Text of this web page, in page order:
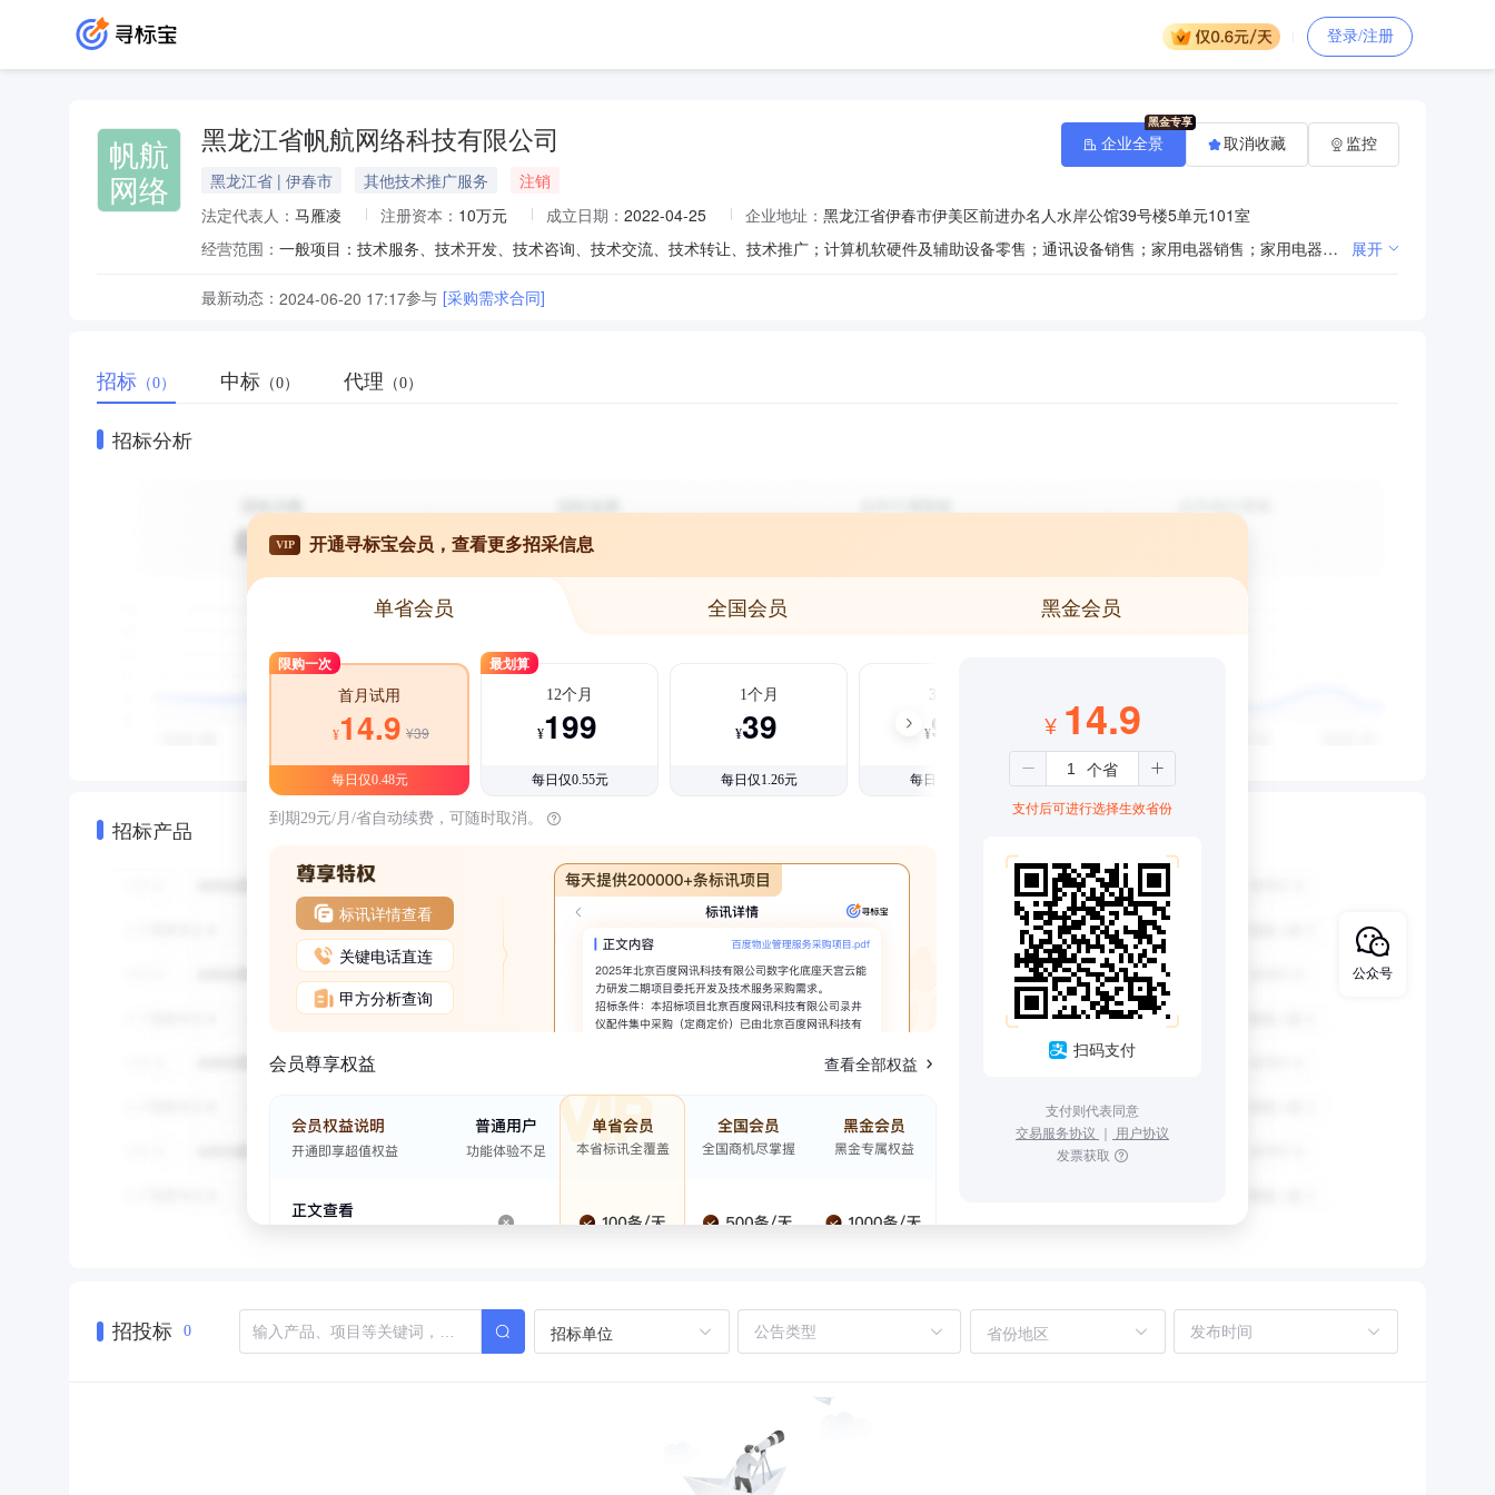
登录/注册
帆航
网络
黑龙江省帆航网络科技有限公司
黑龙江省 | 伊春市 其他技术推广服务
注销
法定代表人： 马雁凌 注册资本： 10万元 成立日期： 2022-04-25 企业地址： 黑龙江省伊春市伊美区前进办名人水岸公馆39号楼5单元101室
经营范围：
一般项目：技术服务、技术开发、技术咨询、技术交流、技术转让、技术推广；计算机软硬件及辅助设备零售；通讯设备销售；家用电器销售；家用电器零配件销售；仪器仪表销售；文具用品零售；文具用品批发；日用杂品销售；教学用模型及教具销售；家用视听设备销售；体育用品及器材批发；体育用品及器材零售；五金产品零售；五金产品研发；工艺美术品及收藏品批发（象牙及其制品除外）；工艺美术品及收藏品零售（象牙及其制品除外）；服装服饰批发；服装服饰零售；鞋帽零售；鞋帽批发；家具销售；礼品花卉销售；日用电器修理；计算机及办公设备维修；安全系统监控服务；金属制品销售；通用设备修理；专用设备修理；办公服务；网络与信息安全软件开发；网络技术服务；信息技术咨询服务；普通机械设备安装服务。许可项目：电气安装服务；特种设备安装改造修理；人防工程防护设备安装；特定印刷品印刷。 展开
最新动态： 2024-06-20 17:17参与 [采购需求合同]
企业全景 取消收藏 监控
招标 （0） 中标 （0） 代理 （0）
招标分析
招标产品
VIP 开通寻标宝会员，查看更多招采信息
单省会员 全国会员 黑金会员
限购一次
首月试用
¥14.9 ¥39
每日仅0.48元
最划算
12个月
¥199
每日仅0.55元
1个月
¥39
每日仅1.26元
3个月
¥99
每日仅1.08元
到期29元/月/省自动续费，可随时取消。
标讯详情查看
关键电话直连
甲方分析查询
会员尊享权益 查看全部权益
¥ 14.9
支付后可进行选择生效省份
扫码支付
支付则代表同意
交易服务协议 ｜ 用户协议
发票获取
招投标 0 招标单位 省份地区
公众号